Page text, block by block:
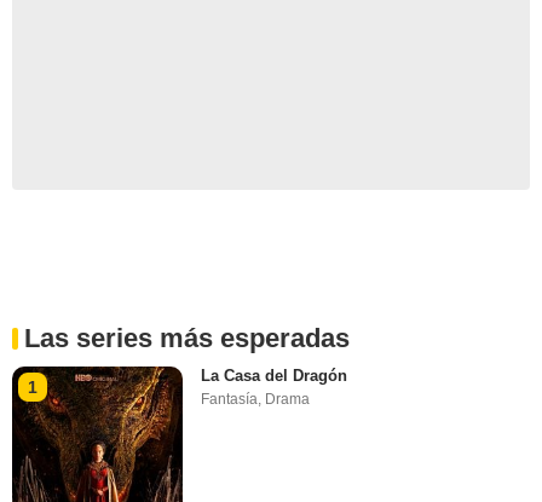
Las series más esperadas
1
La Casa del Dragón
Fantasía Drama